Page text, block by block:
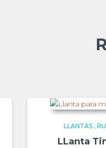
LLANTAS,
LLanta